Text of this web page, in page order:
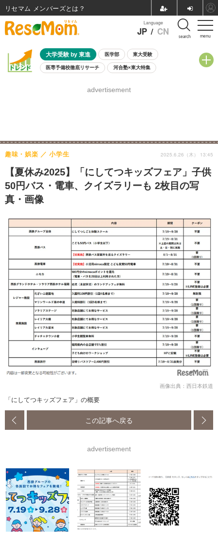
menu
Language
JP / CN search
大学受験 by 東進 医学部 東大受験
医専予備校徹底リサーチ 河合塾×東大特集
8月開催学校説明会・相談会
advertisement
【夏休み2025】「にしてつキッズフェア」子供
50円バス・電車、クイズラリーも 2枚目の写
真・画像
趣味・娯楽 小学生 2025.6.26（木） 13:45
画像出典：西日本鉄道
「にしてつキッズフェア」の概要
この記事へ戻る
advertisement
リセマム メンバーズ